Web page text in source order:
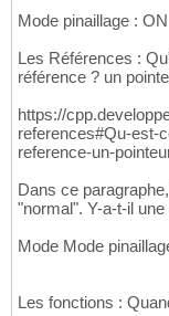
Mode pinaillage : ON
Les Références :
référence ? un
https://
references#Qu-est-
reference-un-
Dans ce
"normal". Y-a-t-il
Mode Mode
Les fonctions :